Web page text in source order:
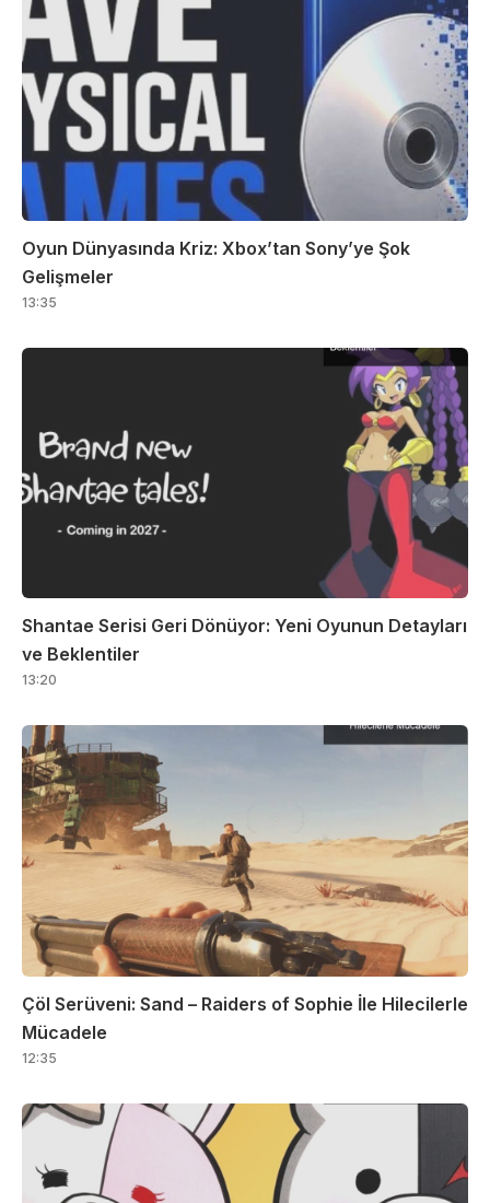
Oyun Dünyasında Kriz: Xbox’tan Sony’ye Şok
Gelişmeler
13:35
Shantae Serisi Geri Dönüyor: Yeni Oyunun Detayları
ve Beklentiler
13:20
Çöl Serüveni: Sand – Raiders of Sophie İle Hilecilerle
Mücadele
12:35